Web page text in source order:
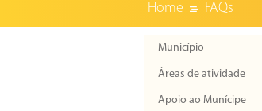
Home FAQs
Município
Áreas de atividade
Apoio ao Munícipe